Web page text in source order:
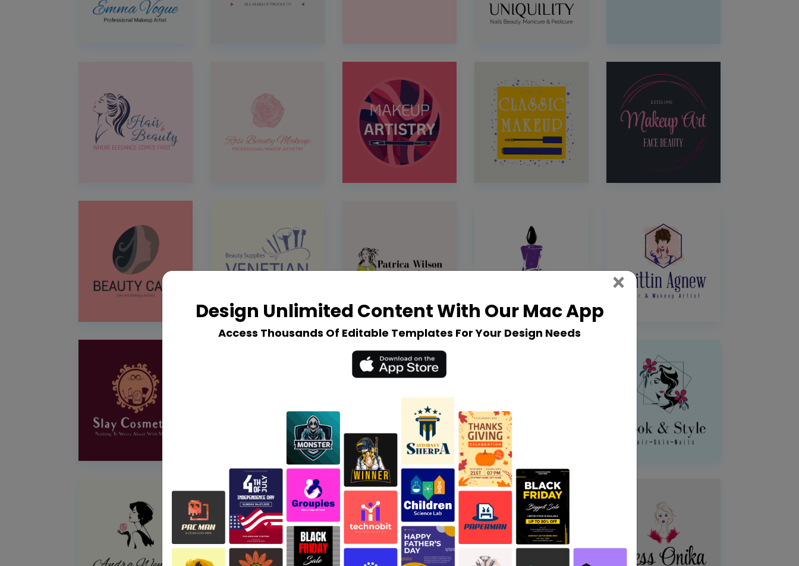
Design Unlimited Content With Our Mac App
Access Thousands Of Editable Templates For Your Design Needs
× Close